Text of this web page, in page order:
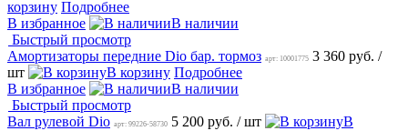
корзину Подробнее
В избранное
В наличии
Быстрый просмотр
Амортизаторы передние Dio бар. тормоз арт: 10001775 3 360 руб. /
шт
В корзину Подробнее
В избранное
В наличии
Быстрый просмотр
Вал рулевой Dio арт: 99226-58730 5 200 руб. / шт
В